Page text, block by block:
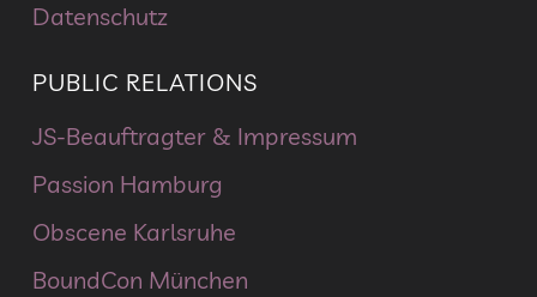
Datenschutz
PUBLIC RELATIONS
JS-Beauftragter & Impressum
Passion Hamburg
Obscene Karlsruhe
BoundCon München